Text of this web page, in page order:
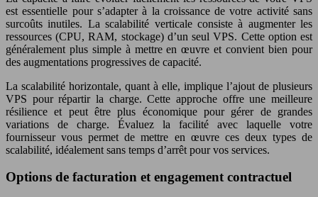
est essentielle pour s’adapter à la croissance de votre activité sans
surcoûts inutiles. La scalabilité verticale consiste à augmenter les
ressources (CPU, RAM, stockage) d’un seul VPS. Cette option est
généralement plus simple à mettre en œuvre et convient bien pour
des augmentations progressives de capacité.
La scalabilité horizontale, quant à elle, implique l’ajout de plusieurs
VPS pour répartir la charge. Cette approche offre une meilleure
résilience et peut être plus économique pour gérer de grandes
variations de charge. Évaluez la facilité avec laquelle votre
fournisseur vous permet de mettre en œuvre ces deux types de
scalabilité, idéalement sans temps d’arrêt pour vos services.
Options de facturation et engagement contractuel